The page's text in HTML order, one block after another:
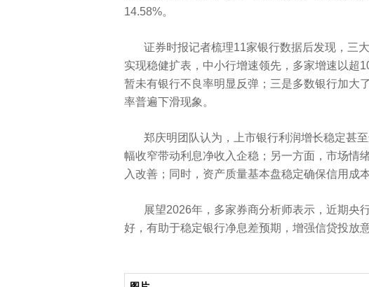
14.58%。
证券时报记者梳理11家银行数据后发现，三
实现稳健扩表，中小行增速领先，多家增速以超
暂未有银行不良率明显反弹；三是多数银行加大
率普遍下滑现象。
郑庆明团队认为，上市银行利润增长稳定甚
幅收窄带动利息净收入企稳；另一方面，市场情
入改善；同时，资产质量基本盘稳定确保信用成
展望2026年，多家券商分析师表示，近期央
好，有助于稳定银行净息差预期，增强信贷投放